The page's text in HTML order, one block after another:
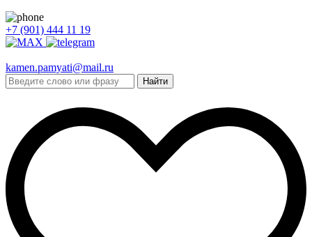
+7 (901) 444 11 19
kamen.pamyati@mail.ru